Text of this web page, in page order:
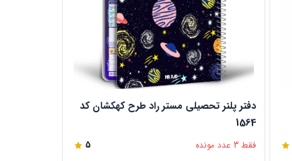
دفتر پلنر تحصیلی مستر راد طرح کهکشان کد
1564
فقط 3 عدد مونده 5